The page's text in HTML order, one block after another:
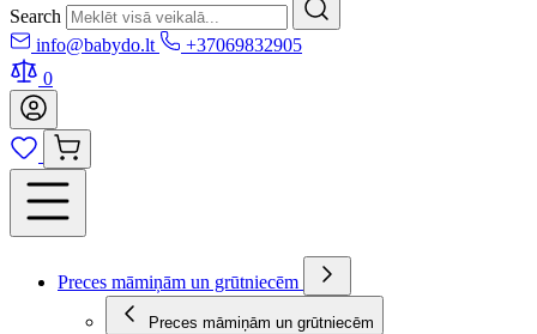
Search
info@babydo.lt
+37069832905
0
Preces māmiņām un grūtniecēm
Preces māmiņām un grūtniecēm